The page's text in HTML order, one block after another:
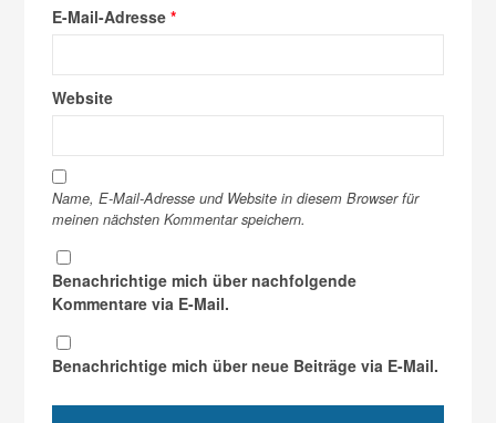
E-Mail-Adresse*
Website
Name, E-Mail-Adresse und Website in diesem Browser für
meinen nächsten Kommentar speichern.
Benachrichtige mich über nachfolgende
Kommentare via E-Mail.
Benachrichtige mich über neue Beiträge via E-Mail.